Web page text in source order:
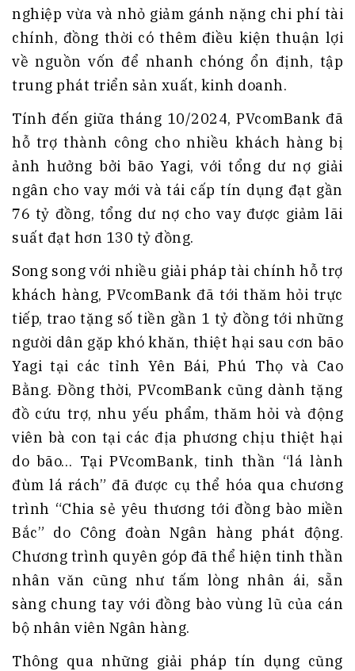
nghiệp vừa và nhỏ giảm gánh nặng chi phí tài
chính, đồng thời có thêm điều kiện thuận lợi
về nguồn vốn để nhanh chóng ổn định, tập
trung phát triển sản xuất, kinh doanh.
Tính đến giữa tháng 10/2024, PVcomBank đã
hỗ trợ thành công cho nhiều khách hàng bị
ảnh hưởng bởi bão Yagi, với tổng dư nợ giải
ngân cho vay mới và tái cấp tín dụng đạt gần
76 tỷ đồng, tổng dư nợ cho vay được giảm lãi
suất đạt hơn 130 tỷ đồng.
Song song với nhiều giải pháp tài chính hỗ trợ
khách hàng, PVcomBank đã tới thăm hỏi trực
tiếp, trao tặng số tiền gần 1 tỷ đồng tới những
người dân gặp khó khăn, thiệt hại sau cơn bão
Yagi tại các tỉnh Yên Bái, Phú Thọ và Cao
Bằng. Đồng thời, PVcomBank cũng dành tặng
đồ cứu trợ, nhu yếu phẩm, thăm hỏi và động
viên bà con tại các địa phương chịu thiệt hại
do bão… Tại PVcomBank, tinh thần “lá lành
đùm lá rách” đã được cụ thể hóa qua chương
trình “Chia sẻ yêu thương tới đồng bào miền
Bắc” do Công đoàn Ngân hàng phát động.
Chương trình quyên góp đã thể hiện tinh thần
nhân văn cũng như tấm lòng nhân ái, sẵn
sàng chung tay với đồng bào vùng lũ của cán
bộ nhân viên Ngân hàng.
Thông qua những giải pháp tín dụng cũng